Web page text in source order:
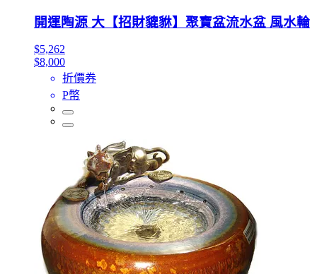
開運陶源 大【招財貔貅】聚寶盆流水盆 風水輪
$5,262
$8,000
折價券
P幣